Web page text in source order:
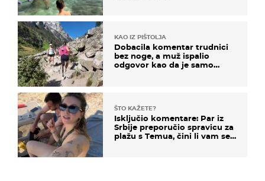
KAO IZ PIŠTOLJA
Dobacila komentar trudnici
bez noge, a muž ispalio
odgovor kao da je samo
ŠTO KAŽETE?
Isključio komentare: Par iz
Srbije preporučio spravicu za
plažu s Temua, čini li vam se